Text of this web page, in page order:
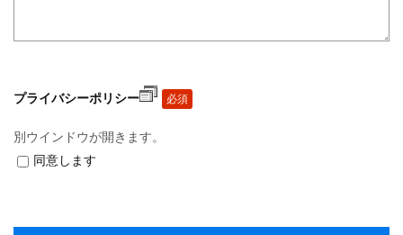
プライバシーポリシー 必須
別ウインドウが開きます。
同意します